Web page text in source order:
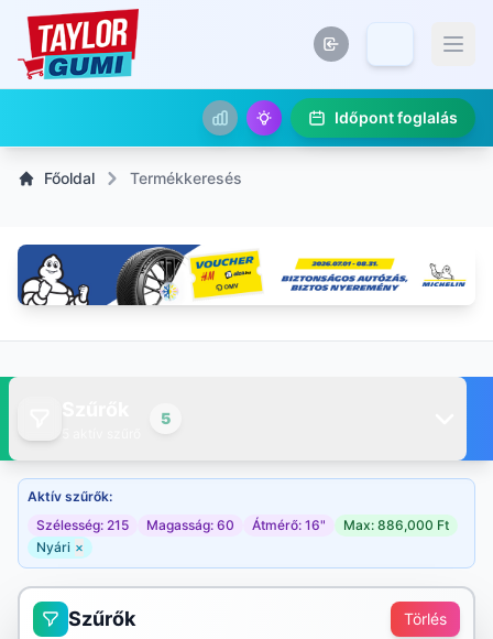
Időpont foglalás
Főoldal Termékkeresés
5
Aktív szűrők:
Szélesség: 215
Magasság: 60 Átmérő: 16"
Max: 886,000 Ft
Nyári ×
Szűrők Törlés